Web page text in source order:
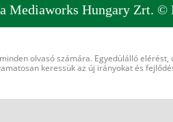
Mediaworks Hungary Zrt.
olvasó számára. Egyedülálló
keressük az új irányokat és